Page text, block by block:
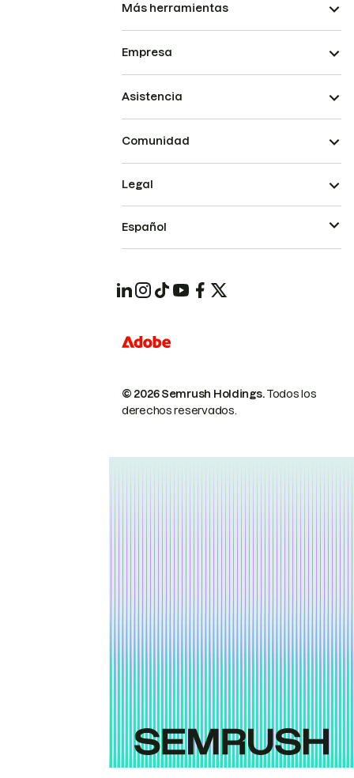
Más herramientas
Empresa
Asistencia
Comunidad
© 2026 Semrush Holdings.Todos los
derechos reservados.
Legal
Español